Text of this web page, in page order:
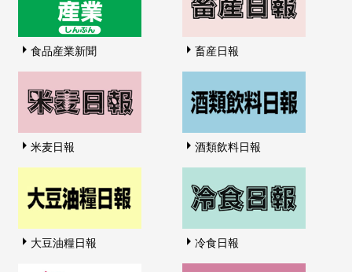
食品産業新聞 畜産日報
米麦日報 酒類飲料日報
大豆油糧日報 冷食日報